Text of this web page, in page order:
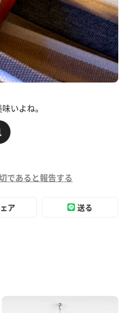
いよね。
であると報告する
ア 送る